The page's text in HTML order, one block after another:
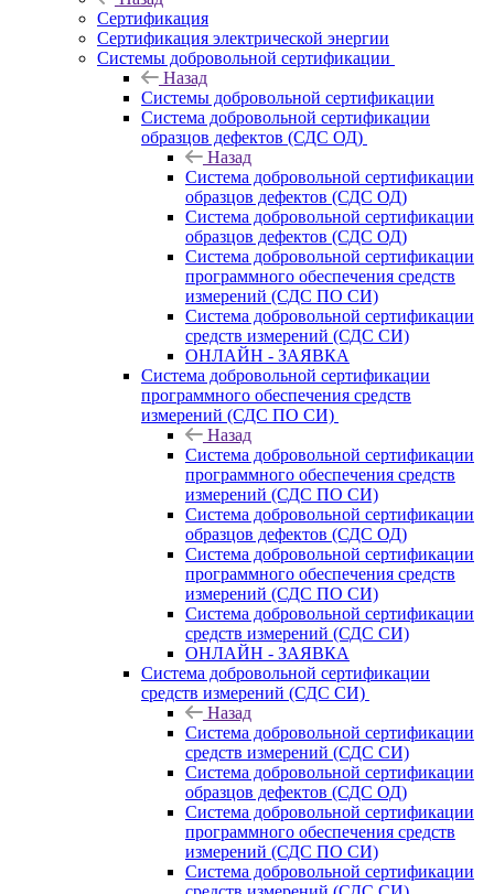
Сертификация
Сертификация электрической энергии
Системы добровольной сертификации
Назад
Системы добровольной сертификации
Система добровольной сертификации
образцов дефектов (СДС ОД)
Назад
Система добровольной сертификации
образцов дефектов (СДС ОД)
Система добровольной сертификации
образцов дефектов (СДС ОД)
Система добровольной сертификации
программного обеспечения средств
измерений (СДС ПО СИ)
Система добровольной сертификации
средств измерений (СДС СИ)
ОНЛАЙН - ЗАЯВКА
Система добровольной сертификации
программного обеспечения средств
измерений (СДС ПО СИ)
Назад
Система добровольной сертификации
программного обеспечения средств
измерений (СДС ПО СИ)
Система добровольной сертификации
образцов дефектов (СДС ОД)
Система добровольной сертификации
программного обеспечения средств
измерений (СДС ПО СИ)
Система добровольной сертификации
средств измерений (СДС СИ)
ОНЛАЙН - ЗАЯВКА
Система добровольной сертификации
средств измерений (СДС СИ)
Назад
Система добровольной сертификации
средств измерений (СДС СИ)
Система добровольной сертификации
образцов дефектов (СДС ОД)
Система добровольной сертификации
программного обеспечения средств
измерений (СДС ПО СИ)
Система добровольной сертификации